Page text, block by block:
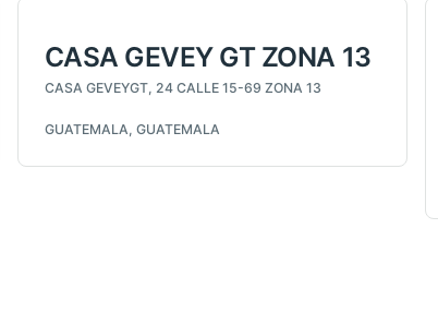
CASA GEVEY GT ZONA 13
CASA GEVEYGT, 24 CALLE 15-69 ZONA 13
GUATEMALA, GUATEMALA